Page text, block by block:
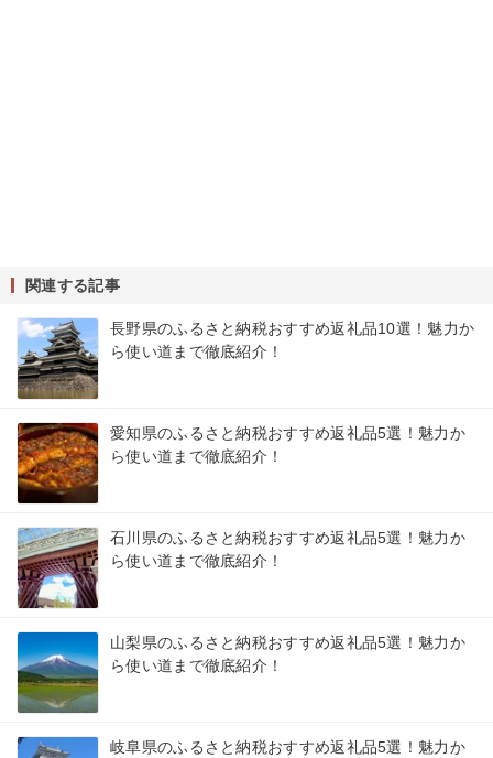
関連する記事
長野県のふるさと納税おすすめ返礼品10選！魅力か
ら使い道まで徹底紹介！
愛知県のふるさと納税おすすめ返礼品5選！魅力か
ら使い道まで徹底紹介！
石川県のふるさと納税おすすめ返礼品5選！魅力か
ら使い道まで徹底紹介！
山梨県のふるさと納税おすすめ返礼品5選！魅力か
ら使い道まで徹底紹介！
岐阜県のふるさと納税おすすめ返礼品5選！魅力か